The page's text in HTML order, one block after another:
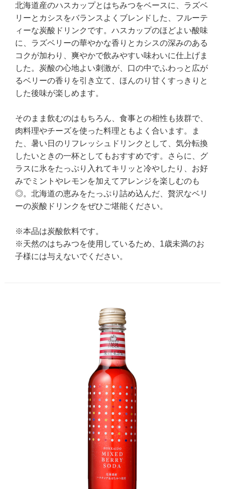
北海道産のハスカップとはちみつをベースに、ラズベ
リーとカシスをバランスよくブレンドした、フルーテ
ィーな炭酸ドリンクです。ハスカップのほどよい酸味
に、ラズベリーの華やかな香りとカシスの深みのある
コクが加わり、爽やかで飲みやすい味わいに仕上げま
した。炭酸の心地よい刺激が、口の中でふわっと広が
るベリーの香りを引き立て、ほんのり甘くすっきりと
した後味が楽しめます。
そのまま飲むのはもちろん、食事との相性も抜群で、
肉料理やチーズを使った料理ともよく合います。ま
た、暑い日のリフレッシュドリンクとして、気分転換
したいときの一杯としてもおすすめです。さらに、グ
ラスに氷をたっぷり入れてキリッと冷やしたり、お好
みでミントやレモンを加えてアレンジを楽しむのも
◎。北海道の恵みをたっぷり詰め込んだ、贅沢なベリ
ーの炭酸ドリンクをぜひご堪能ください。
※本品は炭酸飲料です。
※天然のはちみつを使用しているため、1歳未満のお
子様には与えないでください。